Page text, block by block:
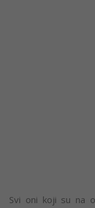
Svi oni koji su na